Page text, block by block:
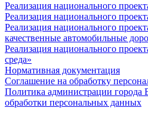
Реализация национального
Реализация национального
Реализация национального
качественные автомобильные
Реализация национального
среда»
Нормативная документация
Соглашение на обработку
Политика администрации города
обработки персональных данных